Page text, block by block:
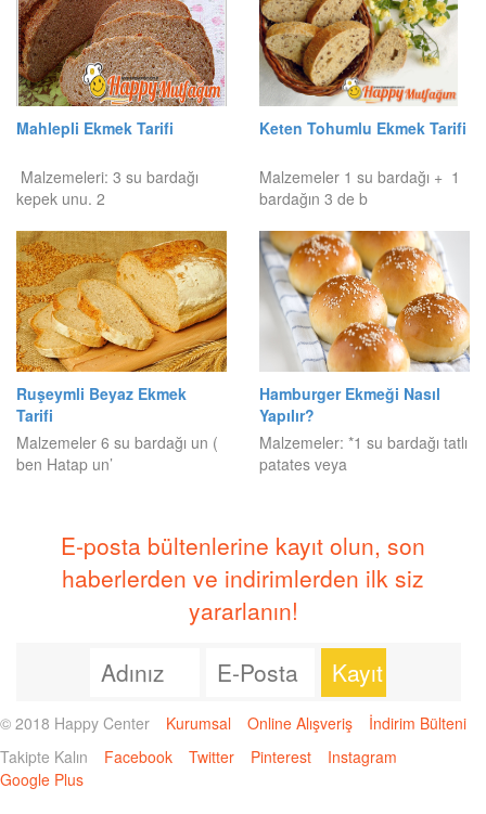
Mahlepli Ekmek Tarifi
Malzemeleri: 3 su bardağı
kepek unu. 2
Keten Tohumlu Ekmek Tarifi
Malzemeler 1 su bardağı + 1
bardağın 3 de b
Ruşeymli Beyaz Ekmek
Tarifi
Malzemeler 6 su bardağı un (
ben Hatap un’
Hamburger Ekmeği Nasıl
Yapılır?
Malzemeler: *1 su bardağı tatlı
patates veya
E-posta bültenlerine kayıt olun, son
haberlerden ve indirimlerden ilk siz
yararlanın!
© 2018 Happy Center Kurumsal Online Alışveriş
İndirim Bülteni
Takipte Kalın
Facebook Twitter Pinterest
Instagram
Google Plus